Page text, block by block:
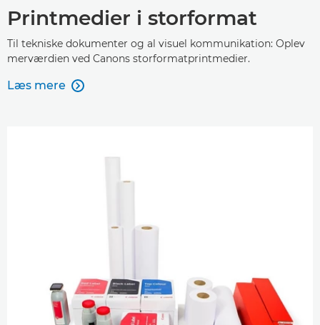
Printmedier i storformat
Til tekniske dokumenter og al visuel kommunikation: Oplev
merværdien ved Canons storformatprintmedier.
Læs mere 